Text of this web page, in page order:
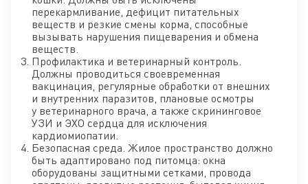
перекармливание, дефицит питательных
веществ и резкие смены корма, способные
вызывать нарушения пищеварения и обмена
веществ.
Профилактика и ветеринарный контроль.
Должны проводиться своевременная
вакцинация, регулярные обработки от внешних
и внутренних паразитов, плановые осмотры
у ветеринарного врача, а также скрининговое
УЗИ и ЭХО сердца для исключения
кардиомиопатии.
Безопасная среда. Жилое пространство должно
быть адаптировано под питомца: окна
оборудованы защитными сетками, провода